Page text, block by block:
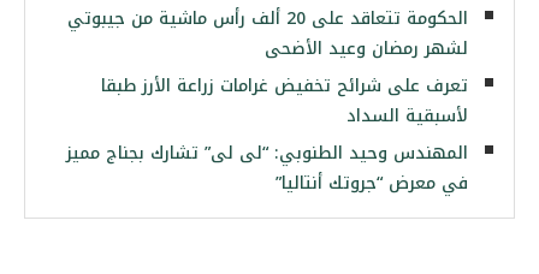
الحكومة تتعاقد على 20 ألف رأس ماشية من جيبوتي
لشهر رمضان وعيد الأضحى
تعرف على شرائح تخفيض غرامات زراعة الأرز طبقا
لأسبقية السداد
المهندس وحيد الطنوبي: “لى لى” تشارك بجناج مميز
في معرض “جروتك أنتاليا”